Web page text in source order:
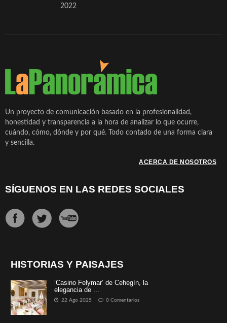
2022
Un proyecto de comunicación basado en la profesionalidad,
honestidad y transparencia a la hora de analizar lo que ocurre,
cuándo, cómo, dónde y por qué. Todo contado de una forma clara
y sencilla.
ACERCA DE NOSOTROS
SÍGUENOS EN LAS REDES SOCIALES
HISTORIAS Y PAISAJES
‘Casino Felymar’ de Cehegín, la
elegancia de ...
22 Ago 2025 0 Comentarios